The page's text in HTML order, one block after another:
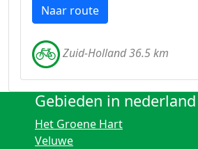
Naar route
Zuid-Holland 36.5 km
Gebieden in nederland
Het Groene Hart
Veluwe